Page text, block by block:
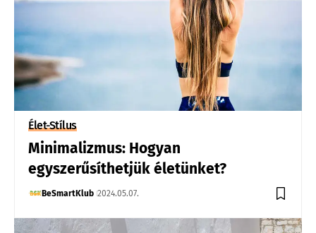
Élet-Stílus
Minimalizmus: Hogyan
egyszerűsíthetjük életünket?
BeSmartKlub 2024.05.07.